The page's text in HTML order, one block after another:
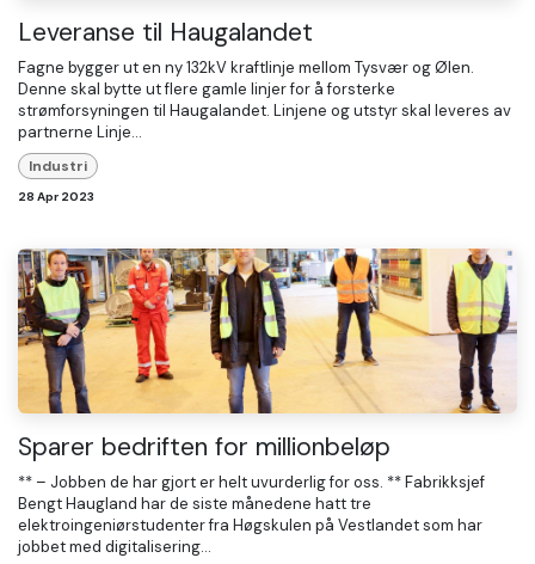
Leveranse til Haugalandet
Fagne bygger ut en ny 132kV kraftlinje mellom Tysvær og Ølen.
Denne skal bytte ut flere gamle linjer for å forsterke
strømforsyningen til Haugalandet. Linjene og utstyr skal leveres av
partnerne Linje...
Industri
28 Apr 2023
Sparer bedriften for millionbeløp
** – Jobben de har gjort er helt uvurderlig for oss. ** Fabrikksjef
Bengt Haugland har de siste månedene hatt tre
elektroingeniørstudenter fra Høgskulen på Vestlandet som har
jobbet med digitalisering...